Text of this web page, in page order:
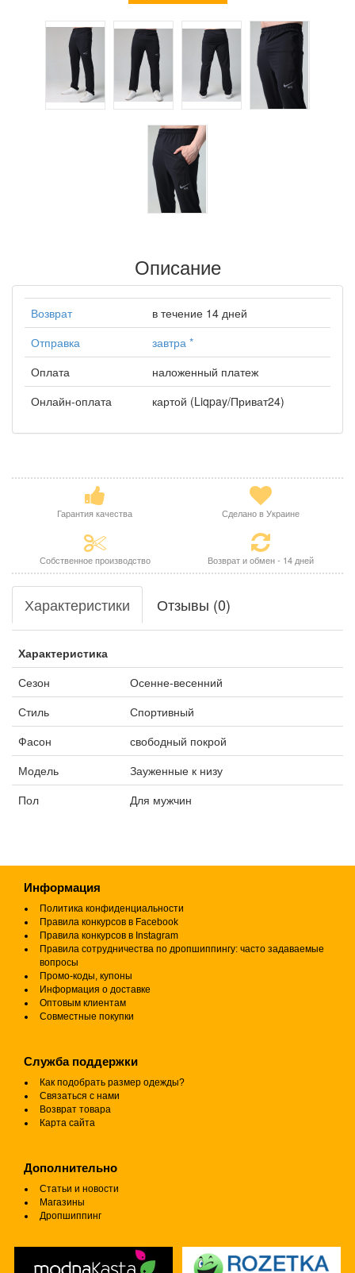
Описание
Возврат
в течение 14 дней
Отправка
завтра *
Оплата
наложенный платеж
Онлайн-оплата
картой (Liqpay/Приват24)
Гарантия качества Сделано в Украине
Собственное производство Возврат и обмен - 14 дней
Характеристики Отзывы (0)
Характеристика
Сезон
Осенне-весенний
Стиль
Спортивный
Фасон
свободный покрой
Модель
Зауженные к низу
Пол
Для мужчин
Информация
Политика конфиденциальности
Правила конкурсов в Facebook
Правила конкурсов в Instagram
Правила сотрудничества по дропшиппингу: часто задаваемые
вопросы
Промо-коды, купоны
Информация о доставке
Оптовым клиентам
Совместные покупки
Служба поддержки
Как подобрать размер одежды?
Связаться с нами
Возврат товара
Карта сайта
Дополнительно
Статьи и новости
Магазины
Дропшиппинг